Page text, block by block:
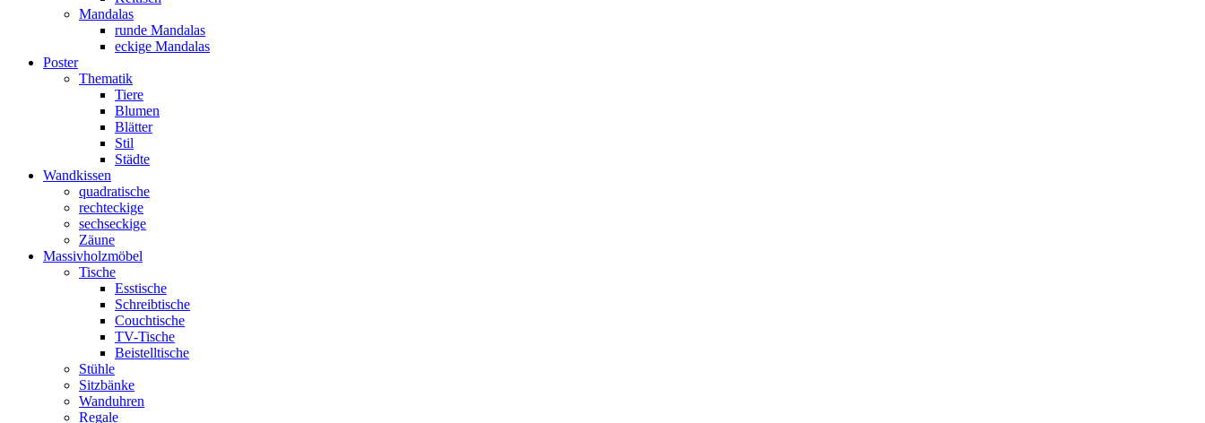
Mandalas
runde Mandalas
eckige Mandalas
Poster
Thematik
Tiere
Blumen
Blätter
Stil
Städte
Wandkissen
quadratische
rechteckige
sechseckige
Zäune
Massivholzmöbel
Tische
Esstische
Schreibtische
Couchtische
TV-Tische
Beistelltische
Stühle
Sitzbänke
Wanduhren
Regale